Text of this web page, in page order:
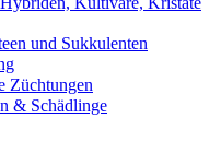
und Sukkulenten
Züchtungen
& Schädlinge